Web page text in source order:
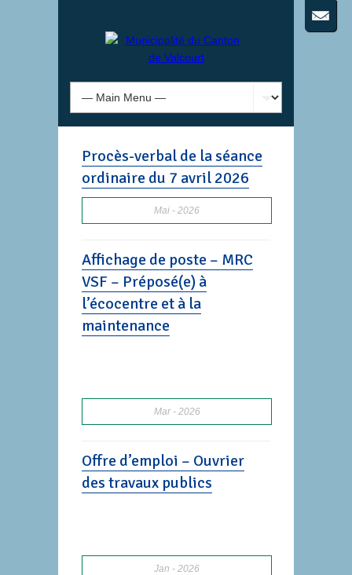
Procès-verbal de la séance
ordinaire du 7 avril 2026
Mai 2026
Affichage de poste – MRC
VSF – Préposé(e) à
l’écocentre et à la
maintenance
Mar 2026
Offre d’emploi – Ouvrier
des travaux publics
Jan 2026